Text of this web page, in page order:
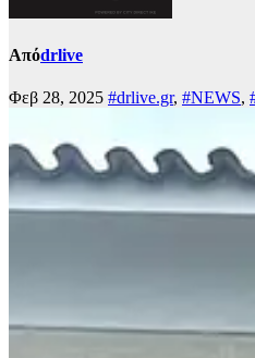
Απόdrlive
Φεβ 28, 2025 #drlive.gr, #NEWS,